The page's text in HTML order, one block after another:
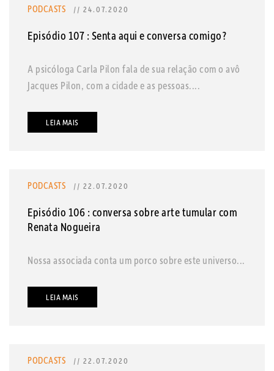
PODCASTS // 24.07.2020
Episódio 107 : Senta aqui e conversa comigo?
A psicóloga Carla Pilon fala de sua relação com o avô
Jacques Pilon, com a cidade e as pessoas....
LEIA MAIS
PODCASTS // 22.07.2020
Episódio 106 : conversa sobre arte tumular com
Renata Nogueira
Nossa associada conta um porco sobre este universo...
LEIA MAIS
PODCASTS // 22.07.2020